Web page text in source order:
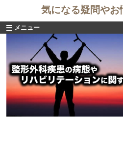
気になる疑問やお
メニュー